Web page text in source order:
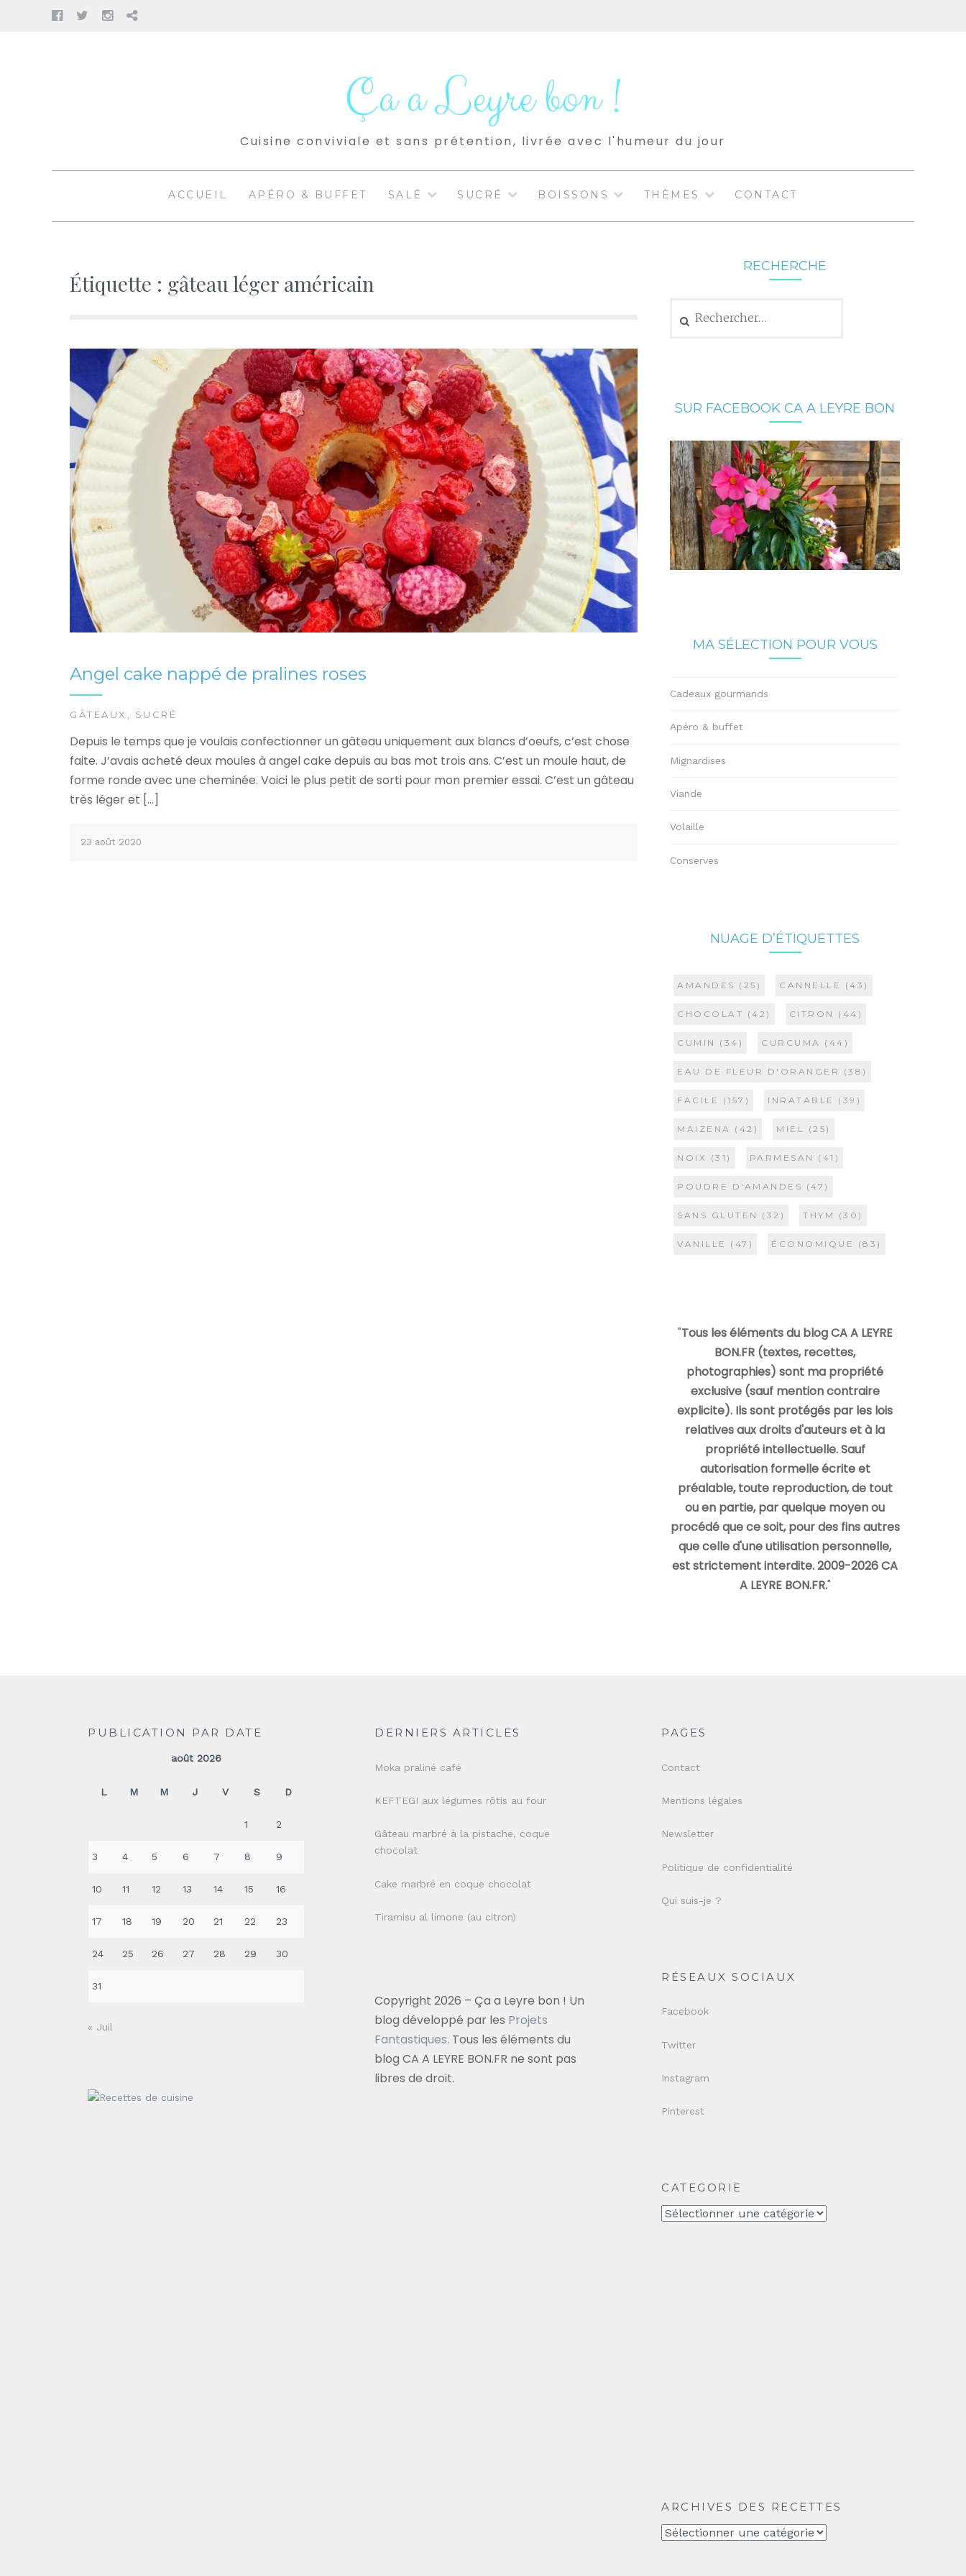
FacebookTwitter
Instagram
Pinterest
Ça a Leyre bon !
Cuisine conviviale et sans prétention, livrée avec l'humeur du jour
ACCUEIL APÉRO & BUFFET SALÉ SUCRÉ BOISSONS THÈMES CONTACT
Étiquette : gâteau léger américain
Angel cake nappé de pralines roses
GÂTEAUX SUCRÉ
Depuis le temps que je voulais confectionner un gâteau uniquement aux blancs d’oeufs, c’est chose
faite. J’avais acheté deux moules à angel cake depuis au bas mot trois ans. C’est un moule haut, de
forme ronde avec une cheminée. Voici le plus petit de sorti pour mon premier essai. C’est un gâteau
très léger et […]
23 août 2020
RECHERCHE
SUR FACEBOOK CA A LEYRE BON
MA SÉLECTION POUR VOUS
Cadeaux gourmands
Apéro & buffet
Mignardises
Viande
Volaille
Conserves
NUAGE D’ÉTIQUETTES
AMANDES (25) CANNELLE (43)
CHOCOLAT (42) CITRON (44)
CUMIN (34) CURCUMA (44)
EAU DE FLEUR D'ORANGER (38)
FACILE (157) INRATABLE (39)
MAIZENA (42) MIEL (25)
NOIX (31) PARMESAN (41)
POUDRE D'AMANDES (47)
SANS GLUTEN (32) THYM (30)
VANILLE (47) ÉCONOMIQUE (83)
"Tous les éléments du blog CA A LEYRE
BON.FR (textes, recettes,
photographies) sont ma propriété
exclusive (sauf mention contraire
explicite). Ils sont protégés par les lois
relatives aux droits d'auteurs et à la
propriété intellectuelle. Sauf
autorisation formelle écrite et
préalable, toute reproduction, de tout
ou en partie, par quelque moyen ou
procédé que ce soit, pour des fins autres
que celle d'une utilisation personnelle,
est strictement interdite. 2009-2026 CA
A LEYRE BON.FR."
PUBLICATION PAR DATE
août 2026
L M M J V S D
1 2
3 4 5 6 7 8 9
10 11 12 13 14 15 16
17 18 19 20 21 22 23
24 25 26 27 28 29 30
31
« Juil
DERNIERS ARTICLES
Moka praliné café
KEFTEGI aux légumes rôtis au four
Gâteau marbré à la pistache, coque
chocolat
Cake marbré en coque chocolat
Tiramisu al limone (au citron)
Copyright 2026 – Ça a Leyre bon ! Un
blog développé par les Projets
Fantastiques. Tous les éléments du
blog CA A LEYRE BON.FR ne sont pas
libres de droit.
PAGES
Contact
Mentions légales
Newsletter
Politique de confidentialité
Qui suis-je ?
RÉSEAUX SOCIAUX
Facebook
Twitter
Instagram
Pinterest
CATEGORIE
CATEGORIE
ARCHIVES DES RECETTES
Archives